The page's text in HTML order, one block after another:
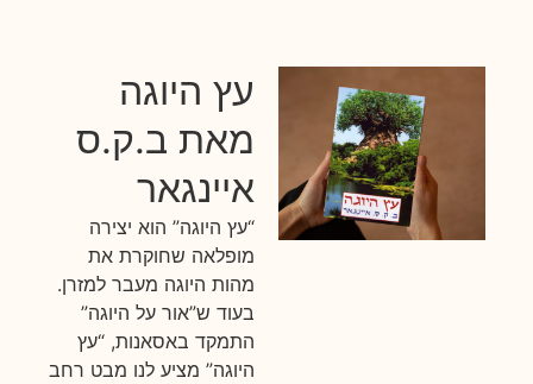
עץ היוגה
מאת ב.ק.ס
איינגאר
“עץ היוגה” הוא יצירה
מופלאה שחוקרת את
מהות היוגה מעבר למזרן.
בעוד ש”אור על היוגה”
התמקד באסאנות, “עץ
היוגה” מציע לנו מבט רחב